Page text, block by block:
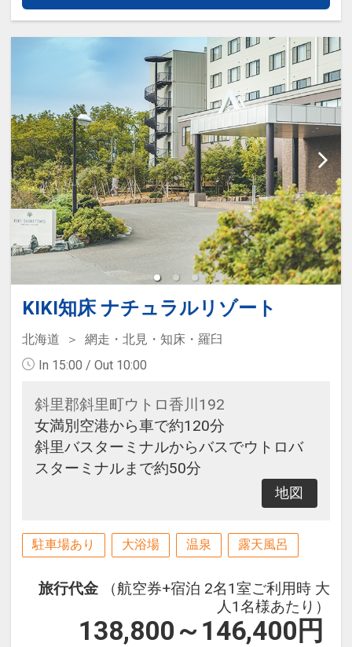
KIKI知床 ナチュラルリゾート
北海道
網走・北見・知床・羅臼
In 15:00 / Out 10:00
斜里郡斜里町ウトロ香川192
女満別空港から車で約120分
斜里バスターミナルからバスでウトロバ
スターミナルまで約50分
地図
駐車場あり 大浴場 温泉 露天風呂
旅行代金
（航空券+宿泊 2名1室ご利用時 大
人1名様あたり）
138,800～146,400 円